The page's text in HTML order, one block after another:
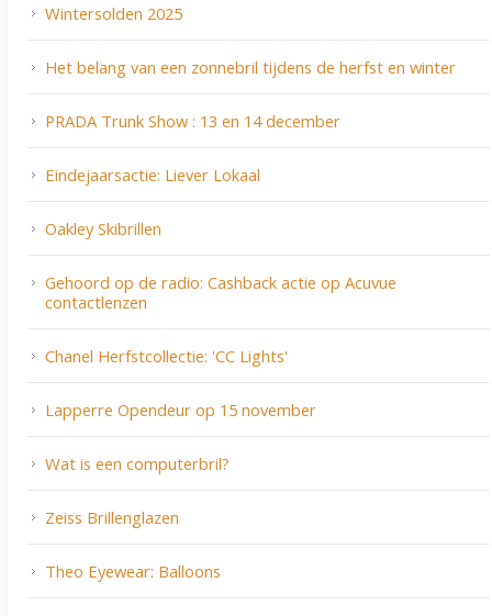
Wintersolden 2025
Het belang van een zonnebril tijdens de herfst en winter
PRADA Trunk Show : 13 en 14 december
Eindejaarsactie: Liever Lokaal
Oakley Skibrillen
Gehoord op de radio: Cashback actie op Acuvue
contactlenzen
Chanel Herfstcollectie: 'CC Lights'
Lapperre Opendeur op 15 november
Wat is een computerbril?
Zeiss Brillenglazen
Theo Eyewear: Balloons